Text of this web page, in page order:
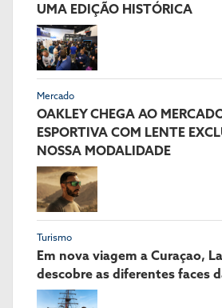
UMA EDIÇÃO HISTÓRICA
Mercado
OAKLEY CHEGA AO
ESPORTIVA COM LENTE
NOSSA MODALIDADE
Turismo
Em nova viagem a Curaçao,
descobre as diferentes faces